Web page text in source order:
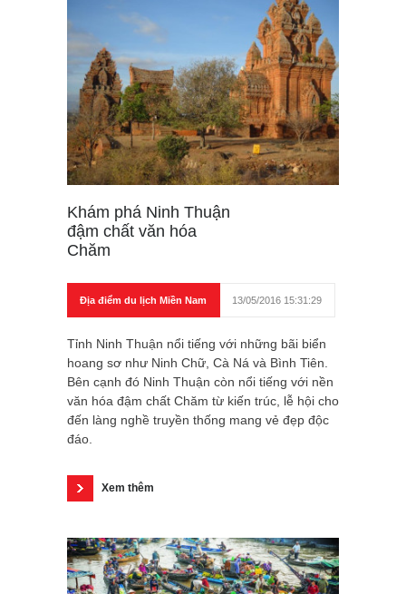
Khám phá Ninh Thuận
đậm chất văn hóa
Chăm
Địa điểm du lịch Miền Nam 13/05/2016 15:31:29
Tỉnh Ninh Thuận nổi tiếng với những bãi biển
hoang sơ như Ninh Chữ, Cà Ná và Bình Tiên.
Bên cạnh đó Ninh Thuận còn nổi tiếng với nền
văn hóa đậm chất Chăm từ kiến trúc, lễ hội cho
đến làng nghề truyền thống mang vẻ đẹp độc
đáo.
Xem thêm